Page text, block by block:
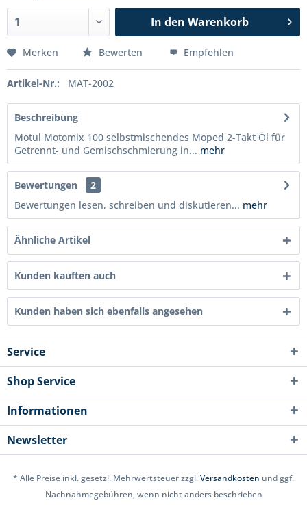
In den Warenkorb
Merken Bewerten Empfehlen
Artikel-Nr.: MAT-2002
Beschreibung
Motul Motomix 100 selbstmischendes Moped 2-Takt Öl für
Getrennt- und Gemischschmierung in... mehr
Bewertungen
2
Bewertungen lesen, schreiben und diskutieren... mehr
Ähnliche Artikel
Kunden kauften auch
Kunden haben sich ebenfalls angesehen
Service
Shop Service
Informationen
Newsletter
* Alle Preise inkl. gesetzl. Mehrwertsteuer zzgl.Versandkosten und ggf.
Nachnahmegebühren, wenn nicht anders beschrieben